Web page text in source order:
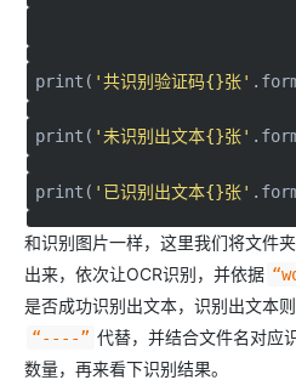
print( '共识别验证码{}张'
print( '未识别出文本{}张'
print( '已识别出文本{}张'
和识别图片一样，这里我们将文件
出来，依次让OCR识别，并依据
是否成功识别出文本，识别出文本
“----” 代替，并结合文件名对应
数量，再来看下识别结果。